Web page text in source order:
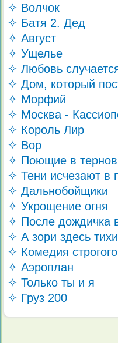
✧ Волчок
✧ Батя 2. Дед
✧ Август
✧ Ущелье
✧ Любовь
✧ Дом, который
✧ Морфий
✧ Москва -
✧ Король Лир
✧ Вор
✧ Поющие в
✧ Тени исчезают в
✧ Дальнобойщики
✧ Укрощение огня
✧ После дождичка
✧ А зори здесь
✧ Комедия
✧ Аэроплан
✧ Только ты и я
✧ Груз 200